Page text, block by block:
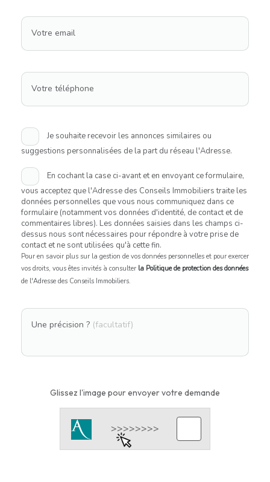
Votre email
Votre téléphone
Je souhaite recevoir les annonces similaires ou
suggestions personnalisées de la part du réseau l'Adresse.
En cochant la case ci-avant et en envoyant ce formulaire,
vous acceptez que l'Adresse des Conseils Immobiliers traite les
données personnelles que vous nous communiquez dans ce
formulaire (notamment vos données d'identité, de contact et de
commentaires libres). Les données saisies dans les champs ci-
dessus nous sont nécessaires pour répondre à votre prise de
contact et ne sont utilisées qu'à cette fin.
Pour en savoir plus sur la gestion de vos données personnelles et pour exercer
vos droits, vous êtes invités à consulter la Politique de protection des données
de l'Adresse des Conseils Immobiliers.
Une précision ? (facultatif)
Glissez l'image pour envoyer votre demande